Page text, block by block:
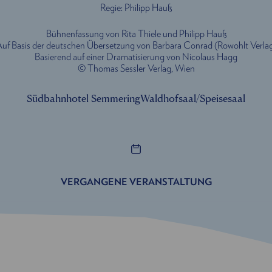
Regie: Philipp Hauß
Bühnenfassung von Rita Thiele und Philipp Hauß
Basis der deutschen Übersetzung von Barbara Conrad (Rowohlt
Basierend auf einer Dramatisierung von Nicolaus Hagg
© Thomas Sessler Verlag, Wien
Südbahnhotel SemmeringWaldhofsaal/Speisesaal
VERGANGENE VERANSTALTUNG